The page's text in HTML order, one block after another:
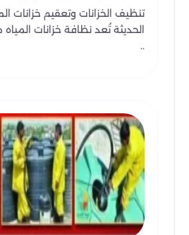
تنظيف الخزانات وتعقيم خزانات
الحديثة تُعد نظافة خزانات المياه
..